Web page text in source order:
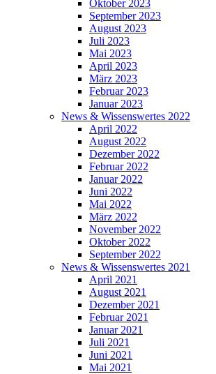
Oktober 2023
September 2023
August 2023
Juli 2023
Mai 2023
April 2023
März 2023
Februar 2023
Januar 2023
News & Wissenswertes 2022
April 2022
August 2022
Dezember 2022
Februar 2022
Januar 2022
Juni 2022
Mai 2022
März 2022
November 2022
Oktober 2022
September 2022
News & Wissenswertes 2021
April 2021
August 2021
Dezember 2021
Februar 2021
Januar 2021
Juli 2021
Juni 2021
Mai 2021